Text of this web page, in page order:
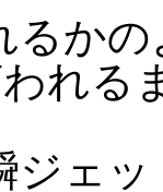
るか
れる
ジェ